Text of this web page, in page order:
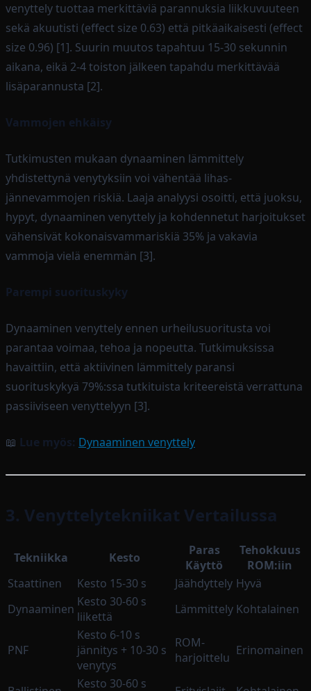
venyttely tuottaa merkittäviä parannuksia liikkuvuuteen
sekä akuutisti (effect size 0.63) että pitkäaikaisesti (effect
size 0.96) [1]. Suurin muutos tapahtuu 15-30 sekunnin
aikana, eikä 2-4 toiston jälkeen tapahdu merkittävää
lisäparannusta [2].
Vammojen ehkäisy
Tutkimusten mukaan dynaaminen lämmittely
yhdistettynä venytyksiin voi vähentää lihas-
jännevammojen riskiä. Laaja analyysi osoitti, että juoksu,
hypyt, dynaaminen venyttely ja kohdennetut harjoitukset
vähensivät kokonaisvammariskiä 35% ja vakavia
vammoja vielä enemmän [3].
Parempi suorituskyky
Dynaaminen venyttely ennen urheilusuoritusta voi
parantaa voimaa, tehoa ja nopeutta. Tutkimuksissa
havaittiin, että aktiivinen lämmittely paransi
suorituskykyä 79%:ssa tutkituista kriteereistä verrattuna
passiiviseen venyttelyyn [3].
📖 Lue myös: Dynaaminen venyttely
3. Venyttelytekniikat Vertailussa
Tekniikka Kesto
Paras
Käyttö
Tehokkuus
ROM:iin
Staattinen
Kesto 15-30 s Jäähdyttely Hyvä
Dynaaminen Kesto 30-60 s
liikettä
Lämmittely Kohtalainen
PNF
Kesto 6-10 s
jännitys + 10-30 s
venytys
ROM-
harjoittelu Erinomainen
Kesto 30-60 s